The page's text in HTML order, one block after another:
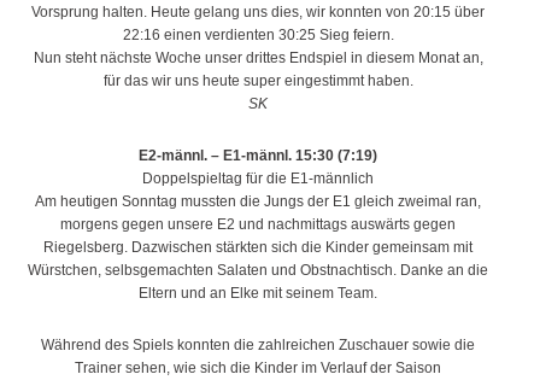
Vorsprung halten. Heute gelang uns dies, wir konnten von 20:15 über
22:16 einen verdienten 30:25 Sieg feiern.
Nun steht nächste Woche unser drittes Endspiel in diesem Monat an,
für das wir uns heute super eingestimmt haben.
SK
E2-männl. – E1-männl. 15:30 (7:19)
Doppelspieltag für die E1-männlich
Am heutigen Sonntag mussten die Jungs der E1 gleich zweimal ran,
morgens gegen unsere E2 und nachmittags auswärts gegen
Riegelsberg. Dazwischen stärkten sich die Kinder gemeinsam mit
Würstchen, selbsgemachten Salaten und Obstnachtisch. Danke an die
Eltern und an Elke mit seinem Team.
Während des Spiels konnten die zahlreichen Zuschauer sowie die
Trainer sehen, wie sich die Kinder im Verlauf der Saison